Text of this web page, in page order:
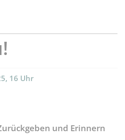
16 Uhr
und Erinnern